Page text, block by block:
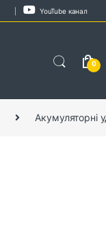
YouTube канал
0
Акумуляторні